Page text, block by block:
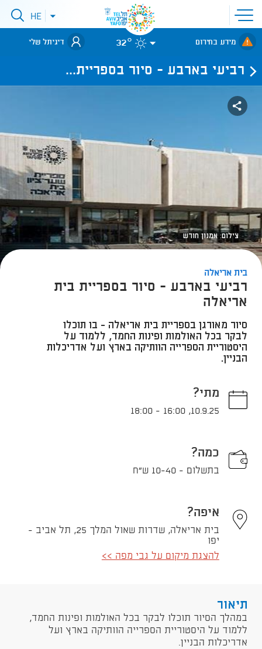
פתיחת
תפריט
אתר
לאתר עיריית
תל-אביב
פתיחתHE
מידע בחירום 32° דיגיתל שלי
רביעי בארבע - סיור בספריית...
צילום: אמנון חורש
בית אריאלה
רביעי בארבע - סיור בספריית בית
אריאלה
סיור מאורגן בספריית בית אריאלה - בו תוכלו
לבקר בכל האולמות ופינות החמד, ללמוד על
היסטוריית הספרייה הוותיקה בארץ ועל אדריכלות
הבניין.
מתי?
10.9.25
,
16:00
-
18:00
כמה?
בתשלום - 10-40 ש"ח
איפה?
בית אריאלה, שדרות שאול המלך 25, תל אביב -
יפו
להצגת מיקום על גבי מפה >>
תיאור
​במהלך הסיור תוכלו לבקר בכל האולמות ופינות החמד,
ללמוד על היסטוריית הספרייה הוותיקה בארץ ועל
אדריכלות הבניין.​